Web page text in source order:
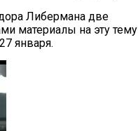
Либермана две
материалы на эту тему
января.